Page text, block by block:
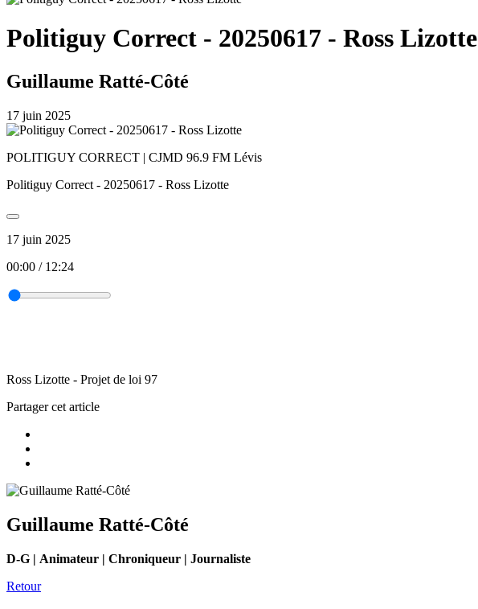
Politiguy Correct - 20250617 - Ross Lizotte
Guillaume Ratté-Côté
17 juin 2025
POLITIGUY CORRECT | CJMD 96.9 FM Lévis
Politiguy Correct - 20250617 - Ross Lizotte
17 juin 2025
00:00 / 12:24
Ross Lizotte - Projet de loi 97
Partager cet article
Guillaume Ratté-Côté
D-G | Animateur | Chroniqueur | Journaliste
Retour